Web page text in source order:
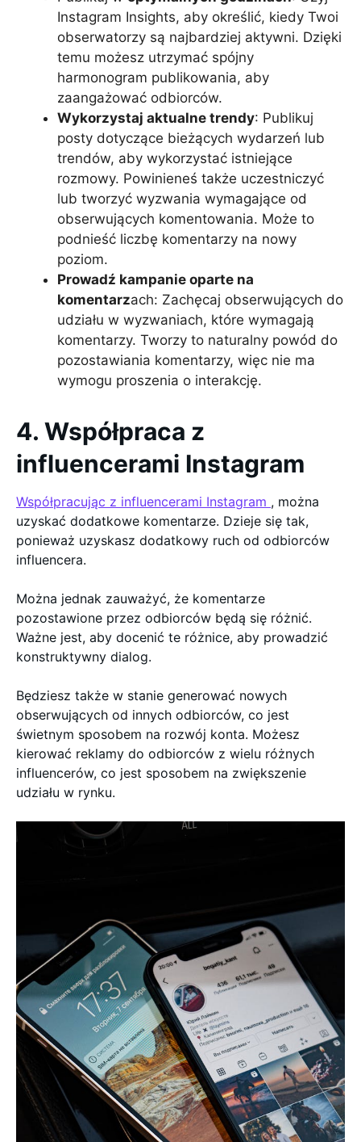
Instagram Insights, aby określić, kiedy Twoi
obserwatorzy są najbardziej aktywni. Dzięki
temu możesz utrzymać spójny
harmonogram publikowania, aby
zaangażować odbiorców.
Wykorzystaj aktualne trendy: Publikuj
posty dotyczące bieżących wydarzeń lub
trendów, aby wykorzystać istniejące
rozmowy. Powinieneś także uczestniczyć
lub tworzyć wyzwania wymagające od
obserwujących komentowania. Może to
podnieść liczbę komentarzy na nowy
poziom.
Prowadź kampanie oparte na
komentarzach: Zachęcaj obserwujących do
udziału w wyzwaniach, które wymagają
komentarzy. Tworzy to naturalny powód do
pozostawiania komentarzy, więc nie ma
wymogu proszenia o interakcję.
4. Współpraca z
influencerami Instagram
Współpracując z influencerami Instagram , można
uzyskać dodatkowe komentarze. Dzieje się tak,
ponieważ uzyskasz dodatkowy ruch od odbiorców
influencera.
Można jednak zauważyć, że komentarze
pozostawione przez odbiorców będą się różnić.
Ważne jest, aby docenić te różnice, aby prowadzić
konstruktywny dialog.
Będziesz także w stanie generować nowych
obserwujących od innych odbiorców, co jest
świetnym sposobem na rozwój konta. Możesz
kierować reklamy do odbiorców z wielu różnych
influencerów, co jest sposobem na zwiększenie
udziału w rynku.